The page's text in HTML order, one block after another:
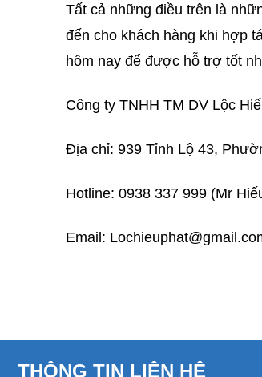
Tất cả những điều trên là
đến cho khách hàng khi hợp
hôm nay để được hỗ trợ tốt
Công ty TNHH TM DV Lộc
Địa chỉ: 939 Tỉnh Lộ 43,
Hotline: 0938 337 999 (Mr
Email:
THÔNG TIN LIÊN HỆ